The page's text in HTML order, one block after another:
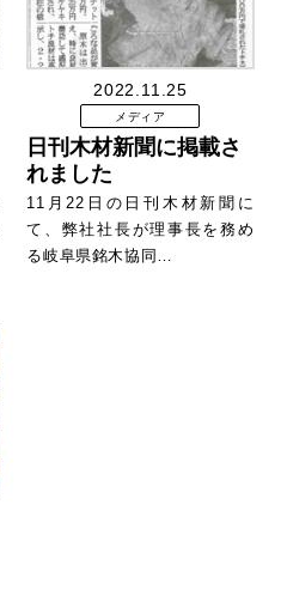
2022.11.25
メディア
日刊木材新聞に掲載さ
れました
11月22日の日刊木材新聞に
て、弊社社長が理事長を務め
る岐阜県銘木協同…